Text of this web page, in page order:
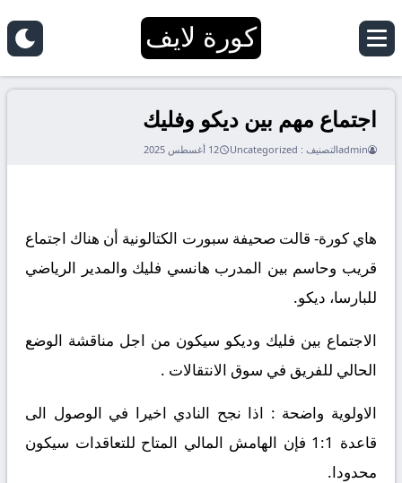
كورة لايف
اجتماع مهم بين ديكو وفليك
adminالتصنيف : Uncategorized 12 أغسطس 2025
هاي كورة- قالت صحيفة سبورت الكتالونية أن هناك اجتماع
قريب وحاسم بين المدرب هانسي فليك والمدير الرياضي
للبارسا، ديكو.
الاجتماع بين فليك وديكو سيكون من اجل مناقشة الوضع
الحالي للفريق في سوق الانتقالات .
الاولوية واضحة : اذا نجح النادي اخيرا في الوصول الى
قاعدة 1:1 فإن الهامش المالي المتاح للتعاقدات سيكون
محدودا.